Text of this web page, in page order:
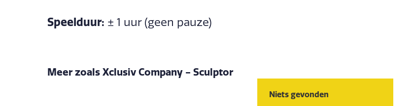
Speelduur: ± 1 uur (geen pauze)
Meer zoals Xclusiv Company - Sculptor
Niets gevonden